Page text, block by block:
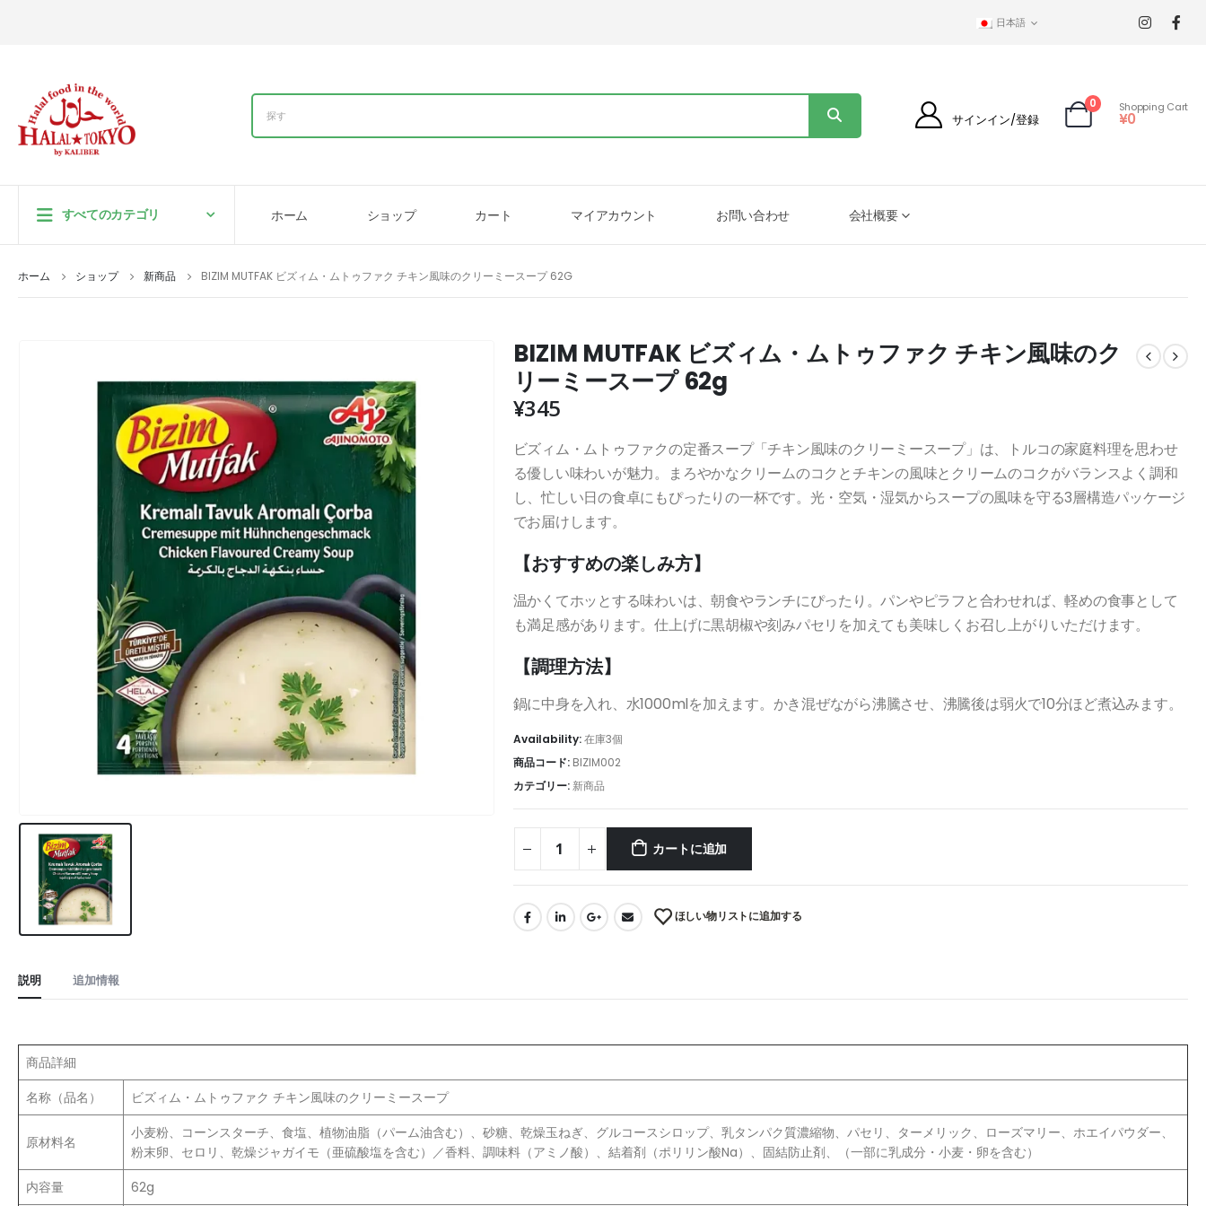
日本語
サインイン/登録
0 Shopping Cart
¥0
すべてのカテゴリ ホーム ショップ カート マイアカウント お問い合わせ 会社概要
ホーム ショップ 新商品 BIZIM MUTFAK ビズィム・ムトゥファク チキン風味のクリーミースープ 62G
BIZIM MUTFAK ビズィム・ムトゥファク チキン風味のク
リーミースープ 62g
¥345
ビズィム・ムトゥファクの定番スープ「チキン風味のクリーミースープ」は、トルコの家庭料理を思わせ
る優しい味わいが魅力。まろやかなクリームのコクとチキンの風味とクリームのコクがバランスよく調和
し、忙しい日の食卓にもぴったりの一杯です。光・空気・湿気からスープの風味を守る3層構造パッケージ
でお届けします。
【おすすめの楽しみ方】
温かくてホッとする味わいは、朝食やランチにぴったり。パンやピラフと合わせれば、軽めの食事として
も満足感があります。仕上げに黒胡椒や刻みパセリを加えても美味しくお召し上がりいただけます。
【調理方法】
鍋に中身を入れ、水1000mlを加えます。かき混ぜながら沸騰させ、沸騰後は弱火で10分ほど煮込みます。
Availability:在庫3個
商品コード: BIZIM002
カテゴリー: 新商品
カートに追加
ほしい物リストに追加する
説明 追加情報
商品詳細
名称（品名）
ビズィム・ムトゥファク チキン風味のクリーミースープ
原材料名
小麦粉、コーンスターチ、食塩、植物油脂（パーム油含む）、砂糖、乾燥玉ねぎ、グルコースシロップ、乳タンパク質濃縮物、パセリ、ターメリック、ローズマリー、ホエイパウダー、
粉末卵、セロリ、乾燥ジャガイモ（亜硫酸塩を含む）／香料、調味料（アミノ酸）、結着剤（ポリリン酸Na）、固結防止剤、（一部に乳成分・小麦・卵を含む）
内容量
62g